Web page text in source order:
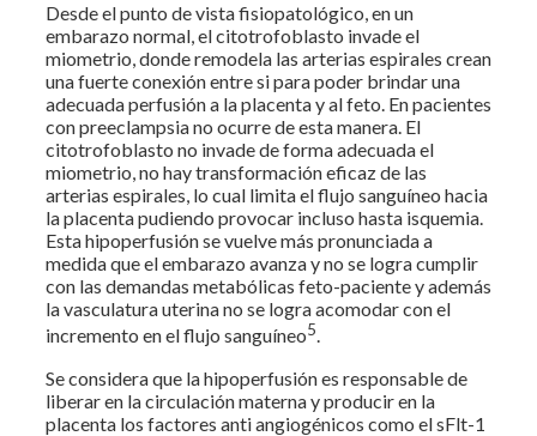
Desde el punto de vista fisiopatológico, en un
embarazo normal, el citotrofoblasto invade el
miometrio, donde remodela las arterias espirales crean
una fuerte conexión entre si para poder brindar una
adecuada perfusión a la placenta y al feto. En pacientes
con preeclampsia no ocurre de esta manera. El
citotrofoblasto no invade de forma adecuada el
miometrio, no hay transformación eficaz de las
arterias espirales, lo cual limita el flujo sanguíneo hacia
la placenta pudiendo provocar incluso hasta isquemia.
Esta hipoperfusión se vuelve más pronunciada a
medida que el embarazo avanza y no se logra cumplir
con las demandas metabólicas feto-paciente y además
la vasculatura uterina no se logra acomodar con el
incremento en el flujo sanguíneo5.
Se considera que la hipoperfusión es responsable de
liberar en la circulación materna y producir en la
placenta los factores anti angiogénicos como el sFlt-1